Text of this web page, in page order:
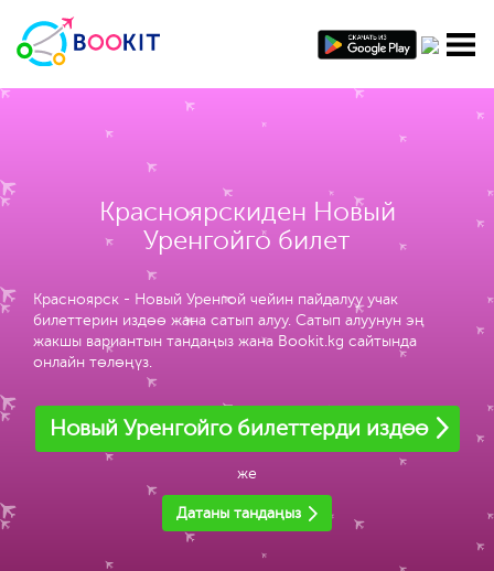
Красноярскиден Новый
Уренгойго билет
Красноярск - Новый Уренгой чейин пайдалуу учак
билеттерин издөө жана сатып алуу. Сатып алуунун эң
жакшы вариантын тандаңыз жана Bookit.kg сайтында
онлайн төлөңүз.
Новый Уренгойго билеттерди издөө
же
Датаны тандаңыз